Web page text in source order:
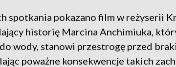
spotkania pokazano film w reżyserii
historię Marcina Anchimiuka,
wody, stanowi przestrogę przed
poważne konsekwencje takich